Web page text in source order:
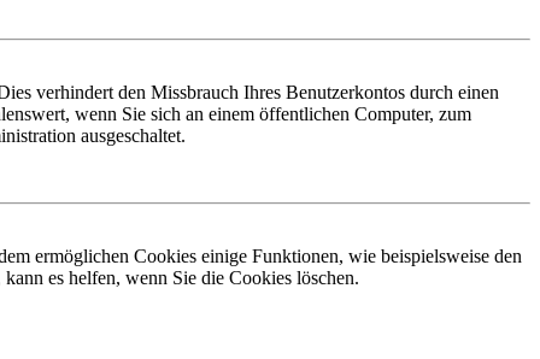
verhindert den Missbrauch Ihres Benutzerkontos durch einen
wenn Sie sich an einem öffentlichen Computer, zum
ausgeschaltet.
ermöglichen Cookies einige Funktionen, wie beispielsweise den
es helfen, wenn Sie die Cookies löschen.